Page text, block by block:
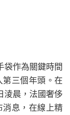
袋作為關鍵時間
三個年頭。在
淩晨，法國奢侈
息，在線上精